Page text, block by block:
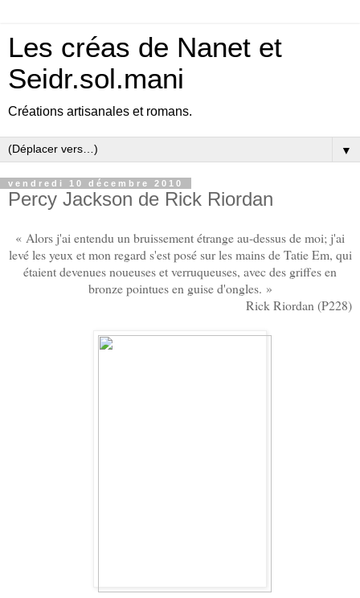
Les créas de Nanet et
Seidr.sol.mani
Créations artisanales et romans.
▼
vendredi 10 décembre 2010
Percy Jackson de Rick Riordan
« Alors j'ai entendu un bruissement étrange au-dessus de moi; j'ai
levé les yeux et mon regard s'est posé sur les mains de Tatie Em, qui
étaient devenues noueuses et verruqueuses, avec des griffes en
bronze pointues en guise d'ongles. »
Rick Riordan (P228)